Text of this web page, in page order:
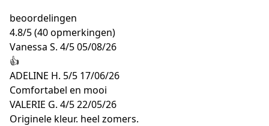
beoordelingen
4.8/5(40 opmerkingen)
Vanessa S. 4/505/08/26
👍
ADELINE H. 5/5 17/06/26
Comfortabel en mooi
VALERIE G. 4/522/05/26
Originele kleur. heel zomers.